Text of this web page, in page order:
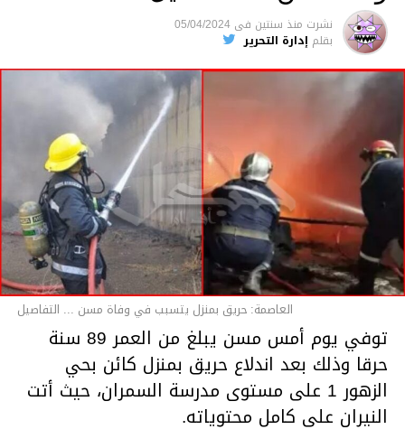
متابعة
قسم الاخبار
نشرت منذ سنتين فى 05/04/2024
بقلم إدارة التحرير
العاصمة: حريق بمنزل يتسبب في وفاة مسن ... التفاصيل
توفي يوم أمس مسن يبلغ من العمر 89 سنة
حرقا وذلك بعد اندلاع حريق بمنزل كائن بحي
الزهور 1 على مستوى مدرسة السمران، حيث أتت
النيران على كامل محتوياته.